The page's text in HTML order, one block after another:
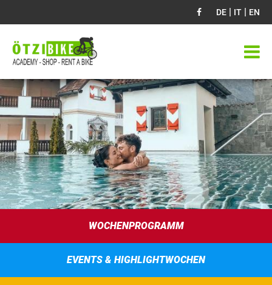
DE | IT | EN
WOCHENPROGRAMM
EVENTS & HIGHLIGHTWOCHEN